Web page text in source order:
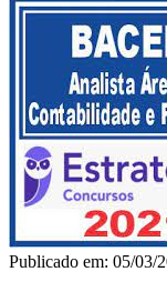
Publicado em: 05/03/